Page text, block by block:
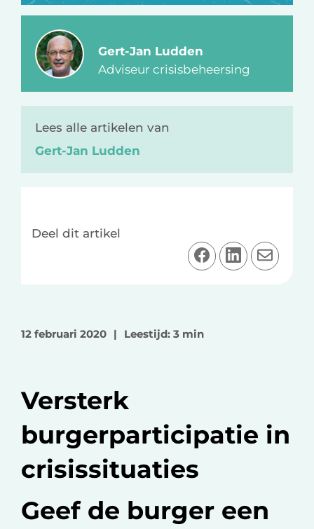
Gert-Jan Ludden
Adviseur crisisbeheersing
Lees alle artikelen van
Gert-Jan Ludden
Deel dit artikel
D
e
b
D
e
e
D
e
a
12 februari 2020 | Leestijd: 3 min
Versterk
burgerparticipatie in
crisissituaties
Geef de burger een